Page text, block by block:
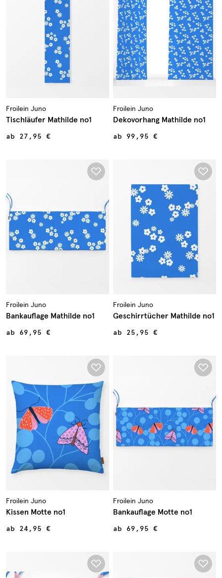
Froilein Juno
Tischläufer Mathilde no1
ab 27,95 €
Froilein Juno
Dekovorhang Mathilde no1
ab 99,95 €
Froilein Juno
Bankauflage Mathilde no1
ab 69,95 €
Froilein Juno
Geschirrtücher Mathilde no1
ab 25,95 €
Froilein Juno
Kissen Motte no1
ab 24,95 €
Froilein Juno
Bankauflage Motte no1
ab 69,95 €